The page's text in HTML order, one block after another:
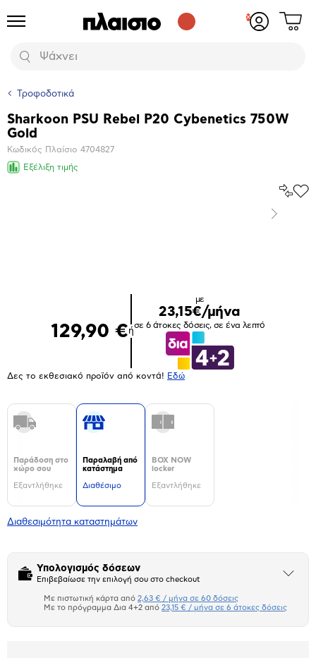
Προϊόντα
Αναζήτηση
Δες
Τροφοδοτικά
Βασικά
χαρακτηριστικά
Sharkoon PSU Rebel P20 Cybenetics 750W
Gold
Κωδικός Πλαίσιο 4704827
Εξέλιξη τιμής
Επόμενο
129,90 €ή
με
23,15€/μήνα
σε 6 άτοκες δόσεις, σε ένα λεπτό
Δες το εκθεσιακό προϊόν από κοντά! Eδώ
Παράδοση στο
χώρο σου
Εξαντλήθηκε
Παραλαβή από
κατάστημα
Διαθέσιμο
BOX NOW
locker
Εξαντλήθηκε
Διαθεσιμότητα καταστημάτων
Υπολογισμός δόσεων
Επιβεβαίωσε την επιλογή σου στο checkout
Άνοιξε
Πιστωτική κάρτα
Με πιστωτική κάρτα από 2,63 € / μήνα σε 60 δόσεις
Με το πρόγραμμα Δια 4+2 από 23,15 € / μήνα σε 6 άτοκες δόσεις